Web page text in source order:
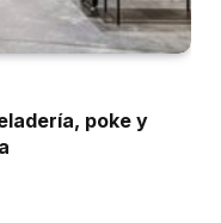
poke y